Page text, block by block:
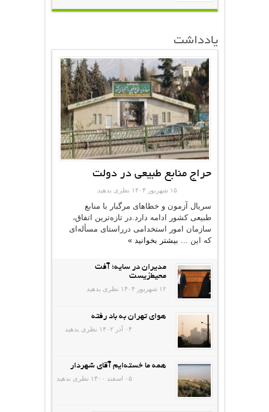
یادداشت
حراج منابع طبیعی در دولت
۱۵ شهریور ۱۴۰۴ نظری بدهید
سریال آزمون و خطاهای مرگبار با منابع
طبیعی کشور ادامه دارد.در تازه‌ترین اتفاق،
سازمان امور استخدامی درراستای مسأله‌ای
که این ... بیشتر بخوانید »
مدیران در سایه؛ آفت
محیط‌‌زیست
۱۲ شهریور ۱۴۰۴ نظری بدهید
هوای تهران به باد رفته
۰۴ آذر ۱۴۰۲ نظری بدهید
همه ما خسته‌ایم آقای شهردار
۰۵ اسفند ۱۴۰۰ نظری بدهید